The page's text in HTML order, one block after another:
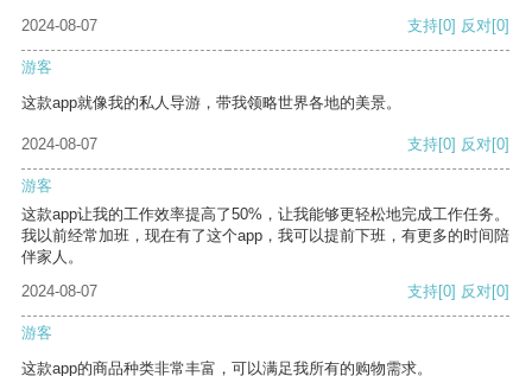
2024-08-07 支持[0] 反对[0]
游客
这款app就像我的私人导游，带我领略世界各地的美景。
2024-08-07 支持[0] 反对[0]
游客
这款app让我的工作效率提高了50%，让我能够更轻松地完成工作任务。
我以前经常加班，现在有了这个app，我可以提前下班，有更多的时间陪
伴家人。
2024-08-07
支持[0] 反对[0]
游客
这款app的商品种类非常丰富，可以满足我所有的购物需求。